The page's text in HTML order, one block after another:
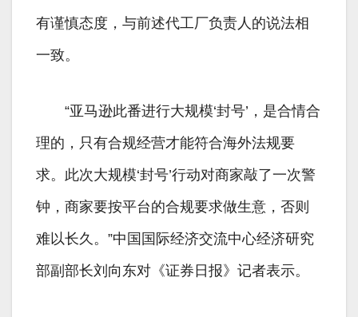
有谨慎态度，与前述代工厂负责人的说法相
一致。
“亚马逊此番进行大规模‘封号’，是合情合
理的，只有合规经营才能符合海外法规要
求。此次大规模‘封号’行动对商家敲了一次警
钟，商家要按平台的合规要求做生意，否则
难以长久。”中国国际经济交流中心经济研究
部副部长刘向东对《证券日报》记者表示。